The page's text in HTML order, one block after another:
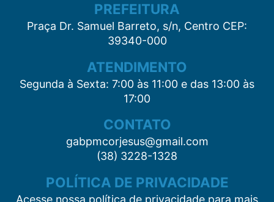
PREFEITURA
Praça Dr. Samuel Barreto, s/n, Centro CEP:
39340-000
ATENDIMENTO
Segunda à Sexta: 7:00 às 11:00 e das 13:00 às
17:00
CONTATO
gabpmcorjesus@gmail.com
(38) 3228-1328
POLÍTICA DE PRIVACIDADE
Acesse nossa política de privacidade para mais